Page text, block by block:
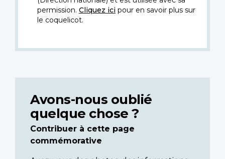
permission. Cliquez icipour en savoir plus sur
le coquelicot.
Avons-nous oublié
quelque chose ?
Contribuer à cette page
commémorative